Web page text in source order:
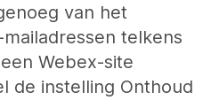
van het
telkens
Webex-site
de instelling Onthoud